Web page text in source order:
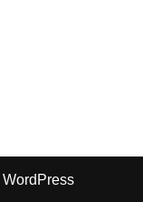
WordPress